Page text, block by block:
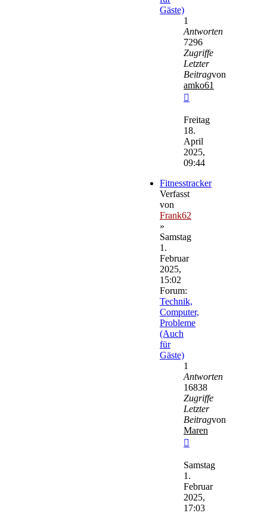
Gäste)
1
Antworten
7296
Zugriffe
Letzter
Beitragvon
amko61
Beitrag
Freitag
18.
April
2025,
09:44
Fitnesstracker
Verfasst
von
Frank62
»
Samstag
1.
Februar
2025,
15:02
Forum:
Technik,
Computer,
Probleme
(Auch
für
Gäste)
1
Antworten
16838
Zugriffe
Letzter
Beitragvon
Maren
Beitrag
Samstag
1.
Februar
2025,
17:03